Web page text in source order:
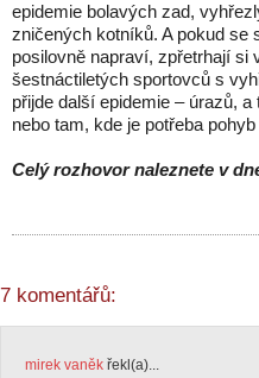
epidemie bolavých zad,
zničených kotníků. A pokud se
posilovně napraví, zpřetrhají si
šestnáctiletých sportovců s
přijde další epidemie – úrazů,
nebo tam, kde je potřeba
Celý rozhovor naleznete v
7 komentářů:
mirek vaněk řekl(a)...